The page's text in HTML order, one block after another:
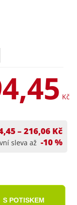
Kč
– 216,06 Kč
sleva až -10 %
S POTISKEM